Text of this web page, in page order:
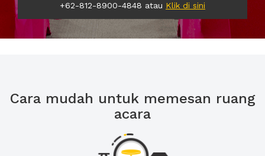
+62-812-8900-4848 atau Klik di sini
Cara mudah untuk memesan ruang
acara